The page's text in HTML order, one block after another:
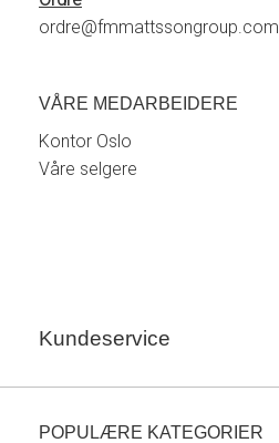
ordre@fmmattssongroup.com
VÅRE MEDARBEIDERE
Kontor Oslo
Våre selgere
Kundeservice
POPULÆRE KATEGORIER